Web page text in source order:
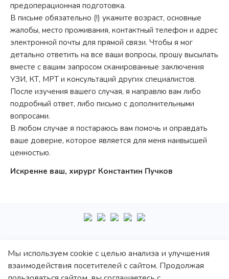
Мы используем cookie с целью анализа и улучшения
взаимодействия посетителей с сайтом. Продолжая
предоперационная подготовка.
В письме обязательно (!) укажите возраст, основные
жалобы, место проживания, контактный телефон и адрес
электронной почты для прямой связи. Чтобы я мог
детально ответить на все ваши вопросы, прошу высылать
вместе с вашим запросом сканированные заключения
УЗИ, КТ, МРТ и консультаций других специалистов.
После изучения вашего случая, я направлю вам либо
подробный ответ, либо письмо с дополнительными
вопросами.
В любом случае я постараюсь вам помочь и оправдать
ваше доверие, которое является для меня наивысшей
ценностью.
Искренне ваш, хирург Константин Пучков
+7 495 222-10-87
Политика обработки персональных данных